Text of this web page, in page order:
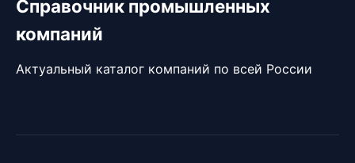
Справочник промышленных
компаний
Актуальный каталог компаний по всей России